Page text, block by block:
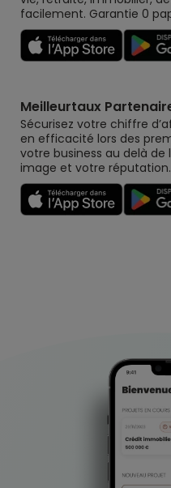
facilement. Garantie 0
Meilleurtaux
Sécurisez votre chiffre
en efficacité lors des
votre business au delà de
image et votre réputation.